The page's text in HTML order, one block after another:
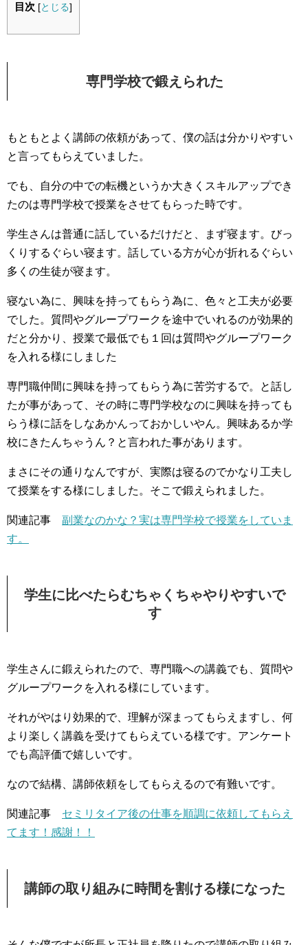
目次 [とじる]
専門学校で鍛えられた
もともとよく講師の依頼があって、僕の話は分かりやすい
と言ってもらえていました。
でも、自分の中での転機というか大きくスキルアップでき
たのは専門学校で授業をさせてもらった時です。
学生さんは普通に話しているだけだと、まず寝ます。びっ
くりするぐらい寝ます。話している方が心が折れるぐらい
多くの生徒が寝ます。
寝ない為に、興味を持ってもらう為に、色々と工夫が必要
でした。質問やグループワークを途中でいれるのが効果的
だと分かり、授業で最低でも１回は質問やグループワーク
を入れる様にしました
専門職仲間に興味を持ってもらう為に苦労するで。と話し
たが事があって、その時に専門学校なのに興味を持っても
らう様に話をしなあかんっておかしいやん。興味あるか学
校にきたんちゃうん？と言われた事があります。
まさにその通りなんですが、実際は寝るのでかなり工夫し
て授業をする様にしました。そこで鍛えられました。
関連記事 副業なのかな？実は専門学校で授業をしていま
す。
学生に比べたらむちゃくちゃやりやすいで
す
学生さんに鍛えられたので、専門職への講義でも、質問や
グループワークを入れる様にしています。
それがやはり効果的で、理解が深まってもらえますし、何
より楽しく講義を受けてもらえている様です。アンケート
でも高評価で嬉しいです。
なので結構、講師依頼をしてもらえるので有難いです。
関連記事 セミリタイア後の仕事を順調に依頼してもらえ
てます！感謝！！
講師の取り組みに時間を割ける様になった